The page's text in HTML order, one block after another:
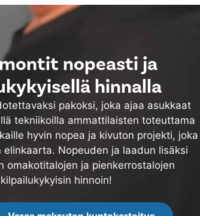
nopeasti ja
hinnalla
pakoksi, joka ajaa asukkaat
tekniikoilla ammattilaisten toteuttama
hyvin nopea ja kivuton projekti, joka
Nopeuden ja laadun lisäksi
omakotitalojen ja pienkerrostalojen
hinnoin!